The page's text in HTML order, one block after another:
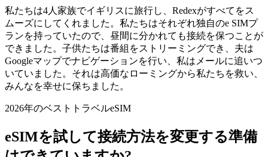
私たちは4人家族でイギリスに旅行し、Redexがすべてをス
ムーズにしてくれました。私たちはそれぞれ独自のe SIMプ
ランを持っていたので、昼間に分かれても接続を保つことが
できました。子供たちは番組をストリーミングでき、夫は
Googleマップでナビゲーションを行い、私はメールに追いつ
いていました。それは高価なローミングから私たちを救い、
みんなを幸せに保ちました。
2026年のベストトラベルeSIM
eSIMを試して接続方法を変更する準備